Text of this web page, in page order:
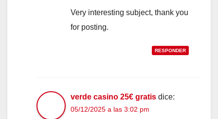
Very interesting subject, thank you
for posting.
RESPONDER
verde casino 25€ gratis dice:
05/12/2025 a las 3:02 pm